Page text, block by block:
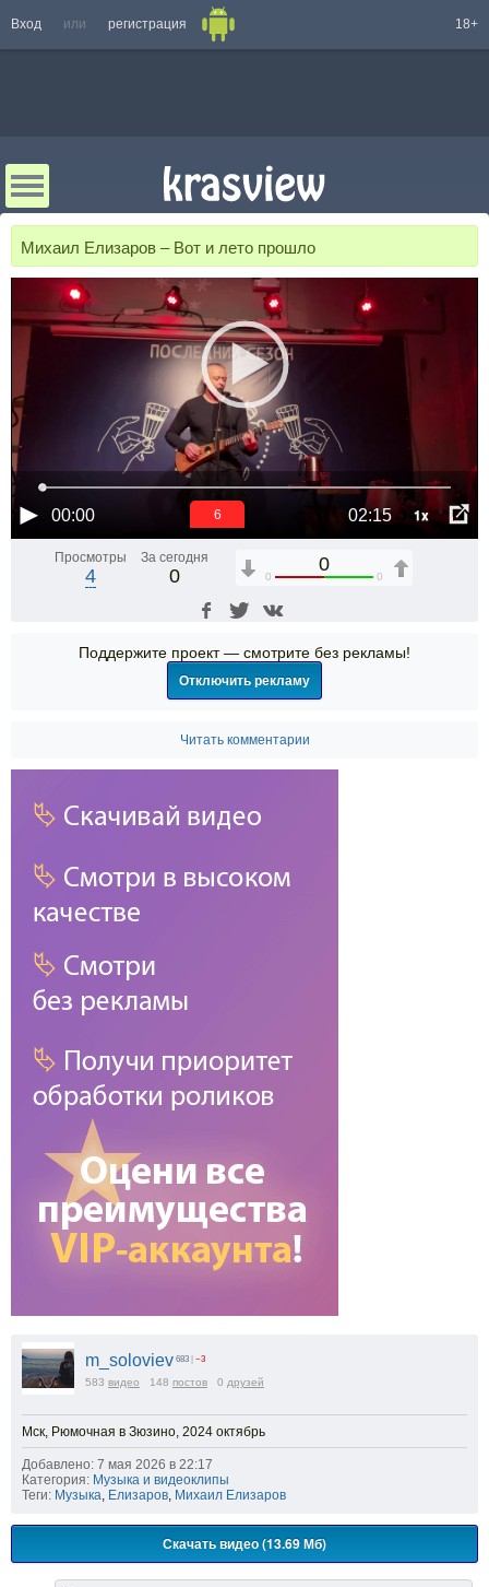
Вход или регистрация 18+
Михаил Елизаров – Вот и лето прошло
00:00 02:15 1x
6
Просмотры
4
За сегодня
0
0
0 0
Поддержите проект — смотрите без рекламы!
Отключить рекламу
Читать комментарии
m_soloviev 683 −3
583 видео 148 постов 0 друзей
Мск, Рюмочная в Зюзино, 2024 октябрь
Добавлено: 7 мая 2026 в 22:17
Категория: Музыка и видеоклипы
Теги: Музыка, Елизаров, Михаил Елизаров
Скачать видео (13.69 Мб)